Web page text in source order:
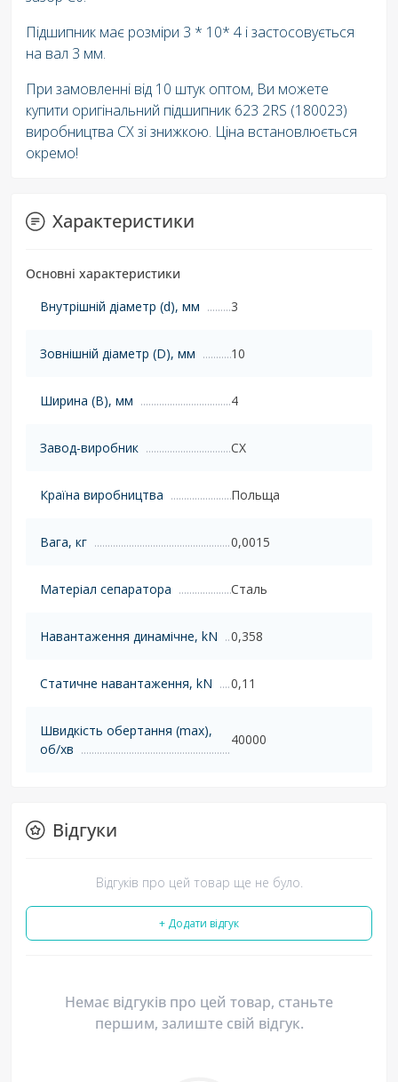
Підшипник має розміри 3 * 10* 4 і застосовується
на вал 3 мм.
При замовленні від 10 штук оптом, Ви можете
купити оригінальний підшипник 623 2RS ​​(180023)
виробництва CX зі знижкою. Ціна встановлюється
окремо!
Характеристики
Основні характеристики
Внутрішній діаметр (d), мм
3
Зовнішній діаметр (D), мм 10
Ширина (B), мм 4
Завод-виробник CX
Країна виробництва Польща
Вага, кг 0,0015
Матеріал сепаратора Сталь
Навантаження динамічне, kN 0,358
Статичне навантаження, kN 0,11
Швидкість обертання (max),
об/хв
40000
Відгуки
Відгуків про цей товар ще не було.
+ Додати відгук
Немає відгуків про цей товар, станьте
першим, залиште свій відгук.